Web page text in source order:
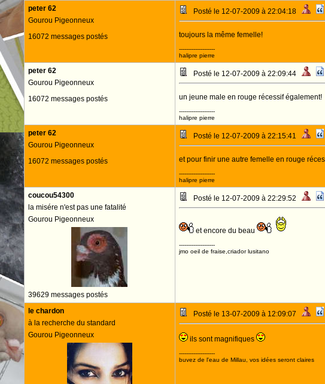
peter 62
Gourou Pigeonneux
16072 messages postés
Posté le 12-07-2009 à 22:04:18
toujours la même femelle!
--------------------
halipre pierre
peter 62
Gourou Pigeonneux
16072 messages postés
Posté le 12-07-2009 à 22:09:44
un jeune male en rouge récessif également!
--------------------
halipre pierre
peter 62
Gourou Pigeonneux
16072 messages postés
Posté le 12-07-2009 à 22:15:41
et pour finir une autre femelle en rouge
--------------------
halipre pierre
coucou54300
la misére n'est pas une fatalité
Gourou Pigeonneux
39629 messages postés
Posté le 12-07-2009 à 22:29:52
et encore du beau
--------------------
jmo oeil de fraise,criador lusitano
le chardon
à la recherche du standard
Gourou Pigeonneux
Posté le 13-07-2009 à 12:09:07
ils sont magnifiques
--------------------
buvez de l'eau de Millau, vos idées seront claires